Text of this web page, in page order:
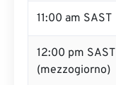
11:00 am SAST
12:00 pm SAST
(mezzogiorno)